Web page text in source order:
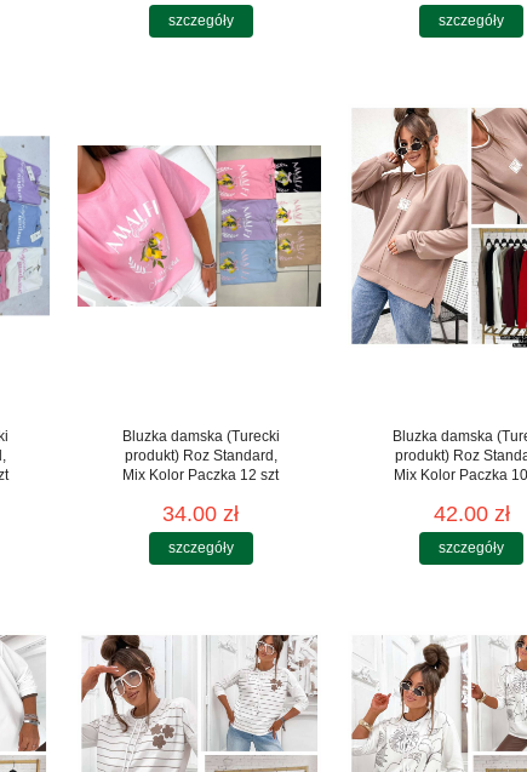
szczegóły szczegóły
Bluzka damska (Turecki
produkt) Roz Standard,
Mix Kolor Paczka 12 szt
34.00 zł
szczegóły
Bluzka damska
produkt) Roz
Mix Kolor Paczka
42.00 zł
szczegóły